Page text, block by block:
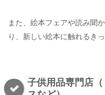
また、絵本フェアや読み聞
り、新しい絵本に触れるき
子供用品専門店